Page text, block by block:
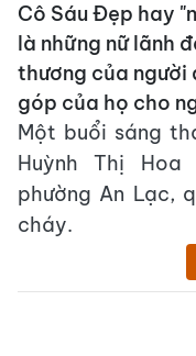
Cô Sáu Đẹp hay
là những nữ lãnh
thương của người
góp của họ cho
Một buổi sáng
Huỳnh Thị Hoa
phường An Lạc,
cháy.